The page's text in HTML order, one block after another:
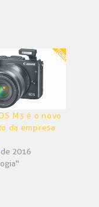
M3 é o novo
da empresa
2016